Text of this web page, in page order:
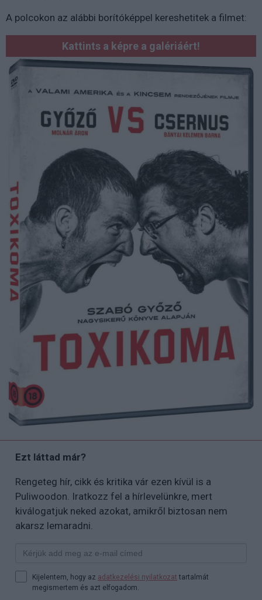
A polcokon az alábbi borítóképpel kereshetitek a filmet:
Kattints a képre a galériáért!
Ezt láttad már?
Rengeteg hír, cikk és kritika vár ezen kívül is a
Puliwoodon. Iratkozz fel a hírlevelünkre, mert
kiválogatjuk neked azokat, amikről biztosan nem
akarsz lemaradni.
Kijelentem, hogy az adatkezelési nyilatkozat tartalmát
megismertem és azt elfogadom.